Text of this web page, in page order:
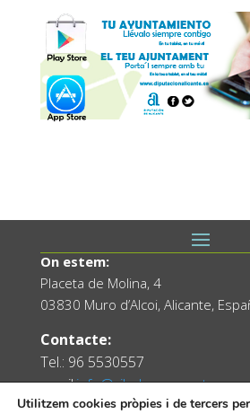
On estem:
Placeta de Molina, 4
03830 Muro d’Alcoi, Alicante,
Contacte:
Tel.: 96 5530557
email:info@vilademuro.net
Utilitzem cookies pròpies i de tercers